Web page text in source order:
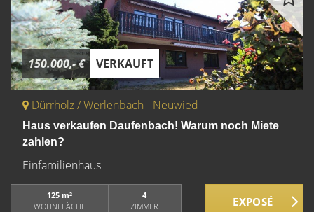
150.000,- € VERKAUFT
Dürrholz / Werlenbach - Neuwied
Haus verkaufen Daufenbach! Warum noch Miete
zahlen?
Einfamilienhaus
125 m²
WOHNFLÄCHE
4
ZIMMER